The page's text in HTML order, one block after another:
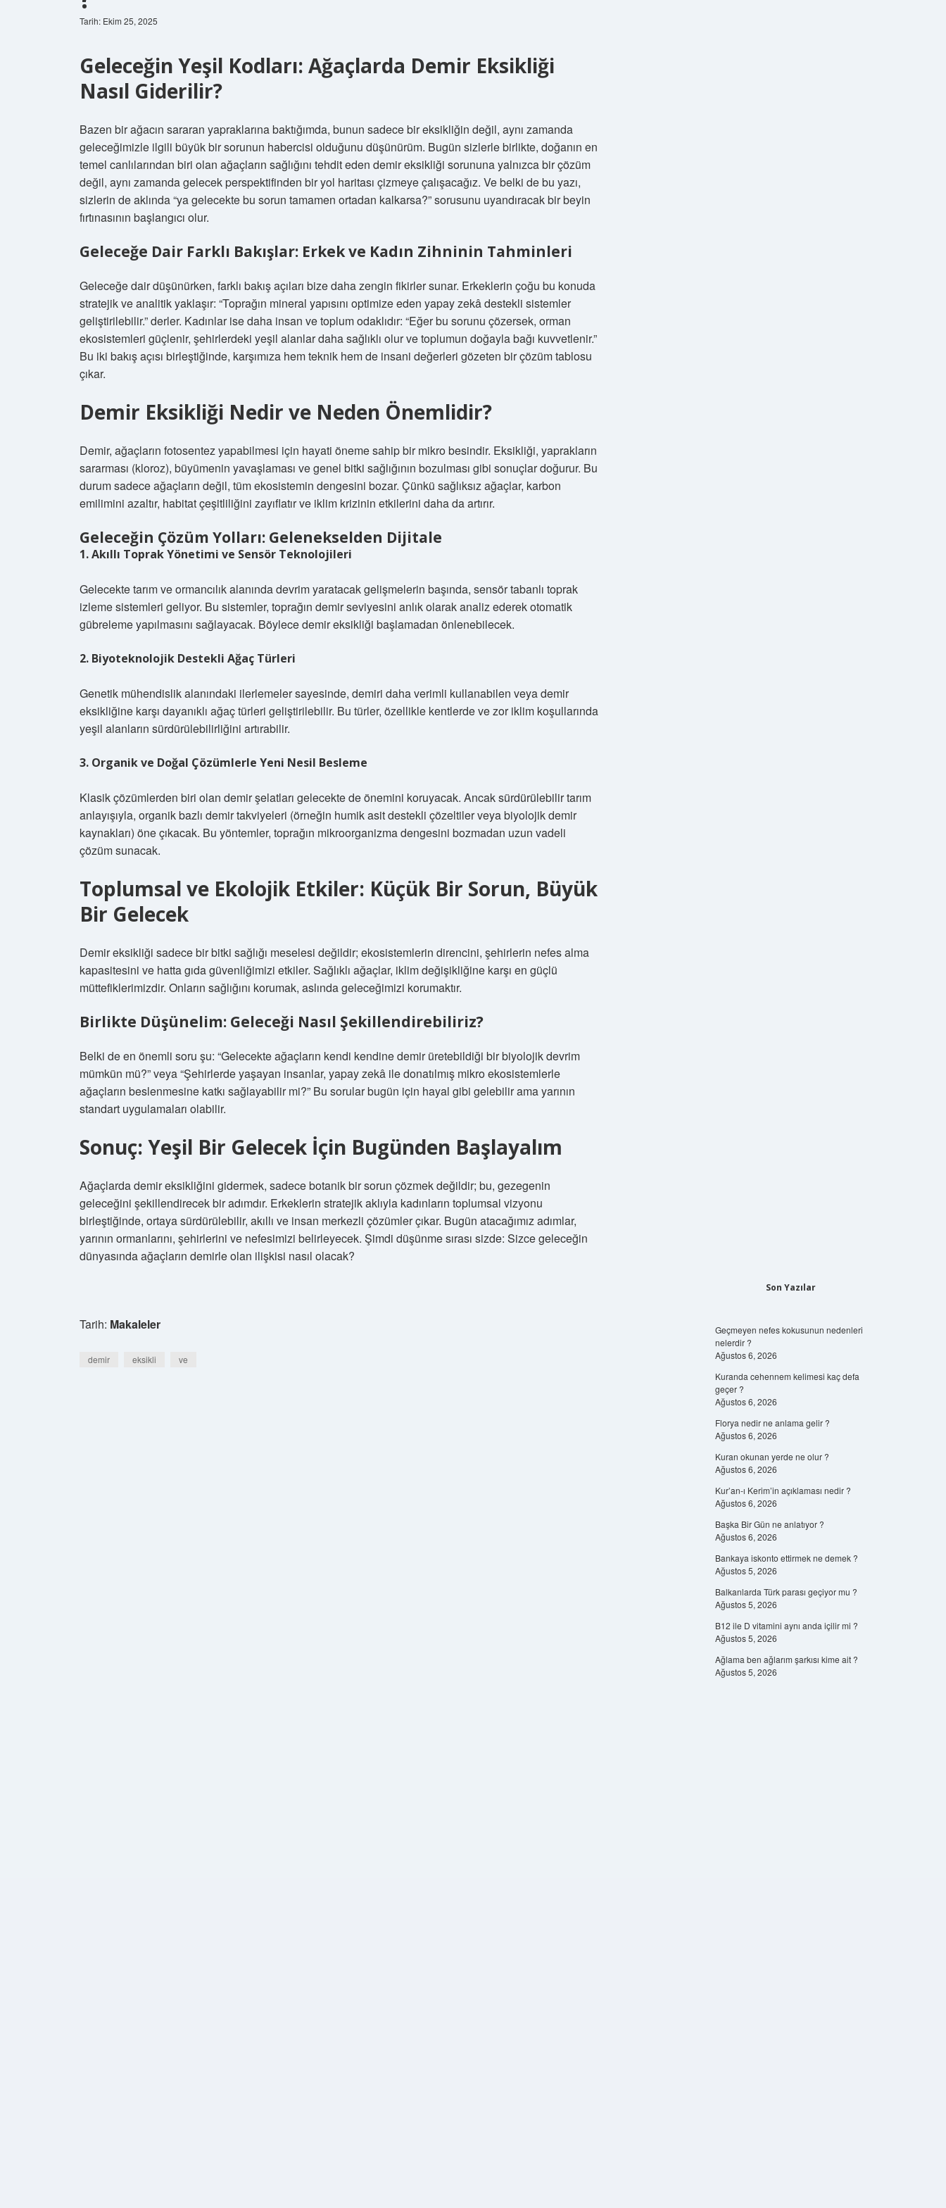
Tarih: Ekim 25, 2025
Geleceğin Yeşil Kodları: Ağaçlarda Demir Eksikliği
Nasıl Giderilir?
Bazen bir ağacın sararan yapraklarına baktığımda, bunun sadece bir eksikliğin değil, aynı zamanda
geleceğimizle ilgili büyük bir sorunun habercisi olduğunu düşünürüm. Bugün sizlerle birlikte, doğanın en
temel canlılarından biri olan ağaçların sağlığını tehdit eden demir eksikliği sorununa yalnızca bir çözüm
değil, aynı zamanda gelecek perspektifinden bir yol haritası çizmeye çalışacağız. Ve belki de bu yazı,
sizlerin de aklında “ya gelecekte bu sorun tamamen ortadan kalkarsa?” sorusunu uyandıracak bir beyin
fırtınasının başlangıcı olur.
Geleceğe Dair Farklı Bakışlar: Erkek ve Kadın Zihninin Tahminleri
Geleceğe dair düşünürken, farklı bakış açıları bize daha zengin fikirler sunar. Erkeklerin çoğu bu konuda
stratejik ve analitik yaklaşır: “Toprağın mineral yapısını optimize eden yapay zekâ destekli sistemler
geliştirilebilir.” derler. Kadınlar ise daha insan ve toplum odaklıdır: “Eğer bu sorunu çözersek, orman
ekosistemleri güçlenir, şehirlerdeki yeşil alanlar daha sağlıklı olur ve toplumun doğayla bağı kuvvetlenir.”
Bu iki bakış açısı birleştiğinde, karşımıza hem teknik hem de insani değerleri gözeten bir çözüm tablosu
çıkar.
Demir Eksikliği Nedir ve Neden Önemlidir?
Demir, ağaçların fotosentez yapabilmesi için hayati öneme sahip bir mikro besindir. Eksikliği, yaprakların
sararması (kloroz), büyümenin yavaşlaması ve genel bitki sağlığının bozulması gibi sonuçlar doğurur. Bu
durum sadece ağaçların değil, tüm ekosistemin dengesini bozar. Çünkü sağlıksız ağaçlar, karbon
emilimini azaltır, habitat çeşitliliğini zayıflatır ve iklim krizinin etkilerini daha da artırır.
Geleceğin Çözüm Yolları: Gelenekselden Dijitale
1. Akıllı Toprak Yönetimi ve Sensör Teknolojileri
Gelecekte tarım ve ormancılık alanında devrim yaratacak gelişmelerin başında, sensör tabanlı toprak
izleme sistemleri geliyor. Bu sistemler, toprağın demir seviyesini anlık olarak analiz ederek otomatik
gübreleme yapılmasını sağlayacak. Böylece demir eksikliği başlamadan önlenebilecek.
2. Biyoteknolojik Destekli Ağaç Türleri
Genetik mühendislik alanındaki ilerlemeler sayesinde, demiri daha verimli kullanabilen veya demir
eksikliğine karşı dayanıklı ağaç türleri geliştirilebilir. Bu türler, özellikle kentlerde ve zor iklim koşullarında
yeşil alanların sürdürülebilirliğini artırabilir.
3. Organik ve Doğal Çözümlerle Yeni Nesil Besleme
Klasik çözümlerden biri olan demir şelatları gelecekte de önemini koruyacak. Ancak sürdürülebilir tarım
anlayışıyla, organik bazlı demir takviyeleri (örneğin humik asit destekli çözeltiler veya biyolojik demir
kaynakları) öne çıkacak. Bu yöntemler, toprağın mikroorganizma dengesini bozmadan uzun vadeli
çözüm sunacak.
Toplumsal ve Ekolojik Etkiler: Küçük Bir Sorun, Büyük
Bir Gelecek
Demir eksikliği sadece bir bitki sağlığı meselesi değildir; ekosistemlerin direncini, şehirlerin nefes alma
kapasitesini ve hatta gıda güvenliğimizi etkiler. Sağlıklı ağaçlar, iklim değişikliğine karşı en güçlü
müttefiklerimizdir. Onların sağlığını korumak, aslında geleceğimizi korumaktır.
Birlikte Düşünelim: Geleceği Nasıl Şekillendirebiliriz?
Belki de en önemli soru şu: “Gelecekte ağaçların kendi kendine demir üretebildiği bir biyolojik devrim
mümkün mü?” veya “Şehirlerde yaşayan insanlar, yapay zekâ ile donatılmış mikro ekosistemlerle
ağaçların beslenmesine katkı sağlayabilir mi?” Bu sorular bugün için hayal gibi gelebilir ama yarının
standart uygulamaları olabilir.
Sonuç: Yeşil Bir Gelecek İçin Bugünden Başlayalım
Ağaçlarda demir eksikliğini gidermek, sadece botanik bir sorun çözmek değildir; bu, gezegenin
geleceğini şekillendirecek bir adımdır. Erkeklerin stratejik aklıyla kadınların toplumsal vizyonu
birleştiğinde, ortaya sürdürülebilir, akıllı ve insan merkezli çözümler çıkar. Bugün atacağımız adımlar,
yarının ormanlarını, şehirlerini ve nefesimizi belirleyecek. Şimdi düşünme sırası sizde: Sizce geleceğin
dünyasında ağaçların demirle olan ilişkisi nasıl olacak?
Tarih: Makaleler
demir eksikli ve
Son Yazılar
Geçmeyen nefes kokusunun nedenleri
nelerdir ?
Ağustos 6, 2026
Kuranda cehennem kelimesi kaç defa
geçer ?
Ağustos 6, 2026
Florya nedir ne anlama gelir ?
Ağustos 6, 2026
Kuran okunan yerde ne olur ?
Ağustos 6, 2026
Kur’an-ı Kerim’in açıklaması nedir ?
Ağustos 6, 2026
Başka Bir Gün ne anlatıyor ?
Ağustos 6, 2026
Bankaya iskonto ettirmek ne demek ?
Ağustos 5, 2026
Balkanlarda Türk parası geçiyor mu ?
Ağustos 5, 2026
B12 ile D vitamini aynı anda içilir mi ?
Ağustos 5, 2026
Ağlama ben ağlarım şarkısı kime ait ?
Ağustos 5, 2026